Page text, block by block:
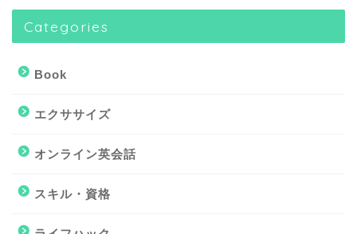
Categories
Book
エクササイズ
オンライン英会話
スキル・資格